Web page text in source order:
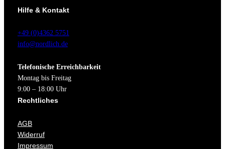
Hilfe & Kontakt
+49 (0)4362 5751
info@nordlich.de
Telefonische Erreichbarkeit
Montag bis Freitag
9:00 – 18:00 Uhr
Rechtliches
AGB
Widerruf
Impressum